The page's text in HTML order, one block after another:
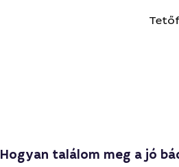
Hogyan találom meg a jó